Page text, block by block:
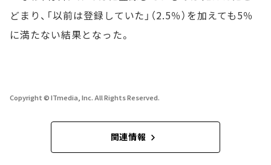
どまり、「以前は登録していた」（2.5％）を加えても5％
に満たない結果となった。
Copyright © ITmedia, Inc. All Rights Reserved.
関連情報